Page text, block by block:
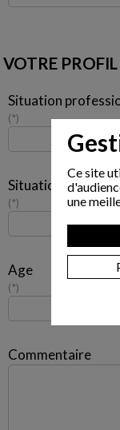
VOTRE PROFIL
Situation
*
Situation familiale
*
Age
*
Commentaire
Ce site
une